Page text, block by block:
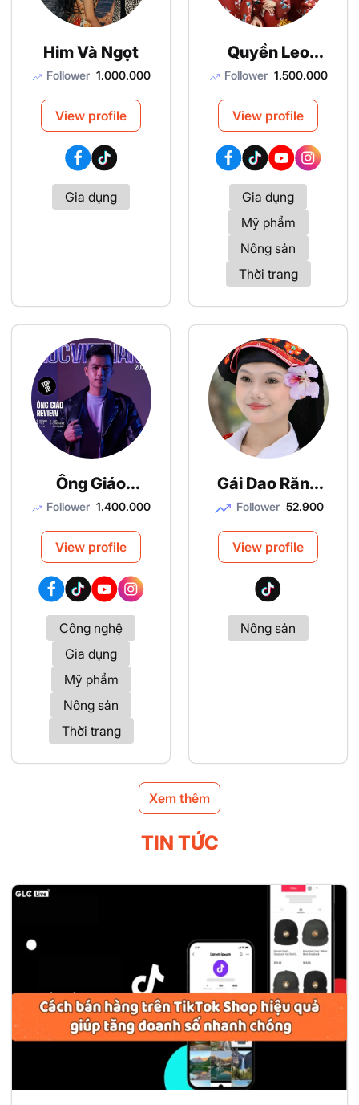
Him Và Ngọt
Follower 1.000.000
View profile
Gia dụng
Quyền Leo
Daily
Follower 1.500.000
View profile
Gia dụng
Mỹ phẩm
Nông sản
Thời trang
Ông Giáo
Review
Follower 1.400.000
View profile
Công nghệ
Gia dụng
Mỹ phẩm
Nông sản
Thời trang
Gái Dao Răng
Thưa
Follower 52.900
View profile
Nông sản
Xem thêm
TIN TỨC